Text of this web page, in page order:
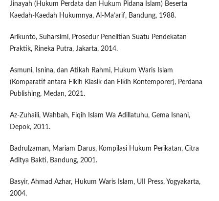
Jinayah (Hukum Perdata dan Hukum Pidana Islam) Beserta
Kaedah-Kaedah Hukumnya, Al-Ma’arif, Bandung, 1988.
Arikunto, Suharsimi, Prosedur Penelitian Suatu Pendekatan
Praktik, Rineka Putra, Jakarta, 2014.
Asmuni, Isnina, dan Atikah Rahmi, Hukum Waris Islam
(Komparatif antara Fikih Klasik dan Fikih Kontemporer), Perdana
Publishing, Medan, 2021.
Az-Zuhaili, Wahbah, Fiqih Islam Wa Adillatuhu, Gema Isnani,
Depok, 2011.
Badrulzaman, Mariam Darus, Kompilasi Hukum Perikatan, Citra
Aditya Bakti, Bandung, 2001.
Basyir, Ahmad Azhar, Hukum Waris Islam, UII Press, Yogyakarta,
2004.